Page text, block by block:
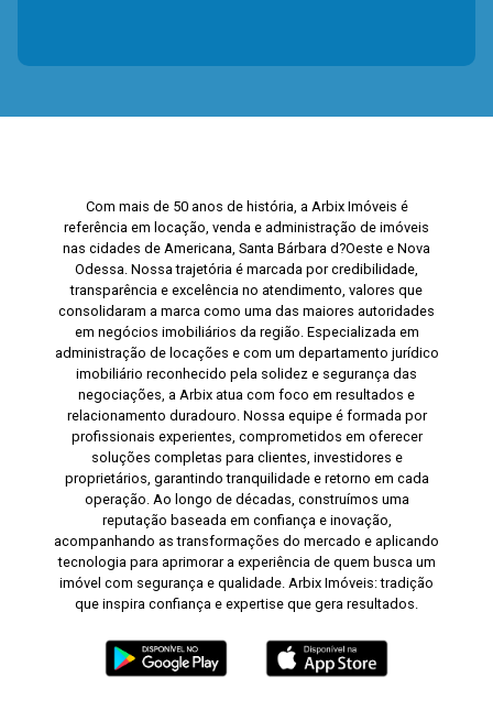
Com mais de 50 anos de história, a Arbix Imóveis é
referência em locação, venda e administração de imóveis
nas cidades de Americana, Santa Bárbara d?Oeste e Nova
Odessa. Nossa trajetória é marcada por credibilidade,
transparência e excelência no atendimento, valores que
consolidaram a marca como uma das maiores autoridades
em negócios imobiliários da região. Especializada em
administração de locações e com um departamento jurídico
imobiliário reconhecido pela solidez e segurança das
negociações, a Arbix atua com foco em resultados e
relacionamento duradouro. Nossa equipe é formada por
profissionais experientes, comprometidos em oferecer
soluções completas para clientes, investidores e
proprietários, garantindo tranquilidade e retorno em cada
operação. Ao longo de décadas, construímos uma
reputação baseada em confiança e inovação,
acompanhando as transformações do mercado e aplicando
tecnologia para aprimorar a experiência de quem busca um
imóvel com segurança e qualidade. Arbix Imóveis: tradição
que inspira confiança e expertise que gera resultados.